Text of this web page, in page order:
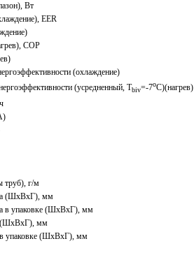
Вт
EER
COP
(охлаждение)
(усредненный, Tbiv=-7oC)(нагрев)
труб), г/м
(ШхВхГ), мм
в упаковке (ШхВхГ), мм
(ШхВхГ), мм
в упаковке (ШхВхГ), мм